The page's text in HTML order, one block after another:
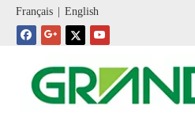
Français English